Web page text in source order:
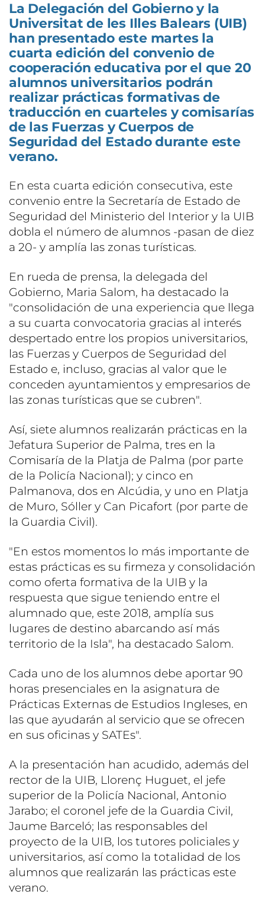
La Delegación del Gobierno y la
Universitat de les Illes Balears (UIB)
han presentado este martes la
cuarta edición del convenio de
cooperación educativa por el que 20
alumnos universitarios podrán
realizar prácticas formativas de
traducción en cuarteles y comisarías
de las Fuerzas y Cuerpos de
Seguridad del Estado durante este
verano.
En esta cuarta edición consecutiva, este
convenio entre la Secretaría de Estado de
Seguridad del Ministerio del Interior y la UIB
dobla el número de alumnos -pasan de diez
a 20- y amplía las zonas turísticas.
En rueda de prensa, la delegada del
Gobierno, Maria Salom, ha destacado la
"consolidación de una experiencia que llega
a su cuarta convocatoria gracias al interés
despertado entre los propios universitarios,
las Fuerzas y Cuerpos de Seguridad del
Estado e, incluso, gracias al valor que le
conceden ayuntamientos y empresarios de
las zonas turísticas que se cubren".
Así, siete alumnos realizarán prácticas en la
Jefatura Superior de Palma, tres en la
Comisaría de la Platja de Palma (por parte
de la Policía Nacional); y cinco en
Palmanova, dos en Alcúdia, y uno en Platja
de Muro, Sóller y Can Picafort (por parte de
la Guardia Civil).
"En estos momentos lo más importante de
estas prácticas es su firmeza y consolidación
como oferta formativa de la UIB y la
respuesta que sigue teniendo entre el
alumnado que, este 2018, amplía sus
lugares de destino abarcando así más
territorio de la Isla", ha destacado Salom.
Cada uno de los alumnos debe aportar 90
horas presenciales en la asignatura de
Prácticas Externas de Estudios Ingleses, en
las que ayudarán al servicio que se ofrecen
en sus oficinas y SATEs".
A la presentación han acudido, además del
rector de la UIB, Llorenç Huguet, el jefe
superior de la Policía Nacional, Antonio
Jarabo; el coronel jefe de la Guardia Civil,
Jaume Barceló; las responsables del
proyecto de la UIB, los tutores policiales y
universitarios, así como la totalidad de los
alumnos que realizarán las prácticas este
verano.